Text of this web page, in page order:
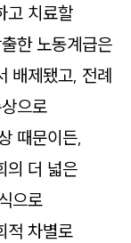
고 치료할
한 노동계급은
배제됐고, 전례
으로
때문이든,
의 더 넓은
으로
적 차별로